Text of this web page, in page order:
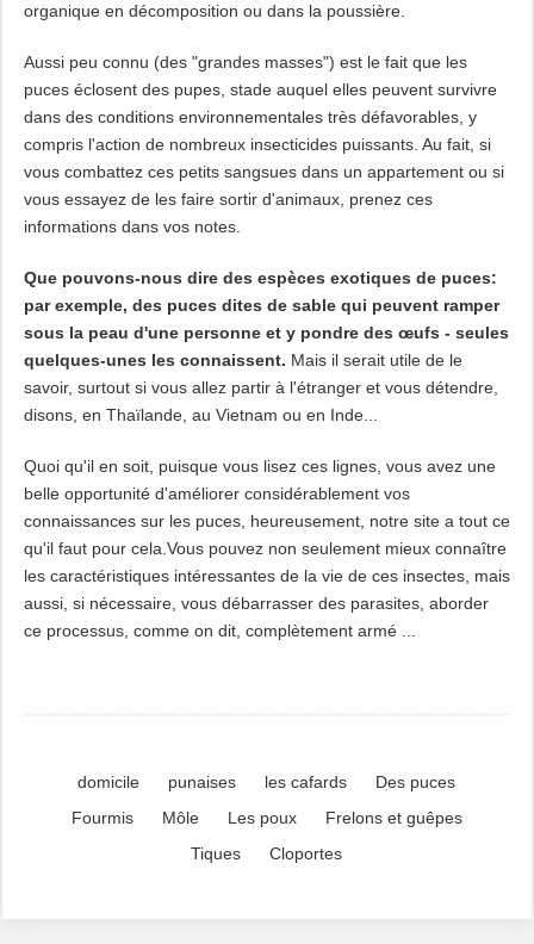
organique en décomposition ou dans la poussière.
Aussi peu connu (des "grandes masses") est le fait que les
puces éclosent des pupes, stade auquel elles peuvent survivre
dans des conditions environnementales très défavorables, y
compris l'action de nombreux insecticides puissants. Au fait, si
vous combattez ces petits sangsues dans un appartement ou si
vous essayez de les faire sortir d'animaux, prenez ces
informations dans vos notes.
Que pouvons-nous dire des espèces exotiques de puces:
par exemple, des puces dites de sable qui peuvent ramper
sous la peau d'une personne et y pondre des œufs - seules
quelques-unes les connaissent. Mais il serait utile de le
savoir, surtout si vous allez partir à l'étranger et vous détendre,
disons, en Thaïlande, au Vietnam ou en Inde...
Quoi qu'il en soit, puisque vous lisez ces lignes, vous avez une
belle opportunité d'améliorer considérablement vos
connaissances sur les puces, heureusement, notre site a tout ce
qu'il faut pour cela.Vous pouvez non seulement mieux connaître
les caractéristiques intéressantes de la vie de ces insectes, mais
aussi, si nécessaire, vous débarrasser des parasites, aborder
ce processus, comme on dit, complètement armé ...
domicile punaises les cafards
Des puces
Fourmis
Môle Les poux
Frelons et guêpes
Tiques
Cloportes